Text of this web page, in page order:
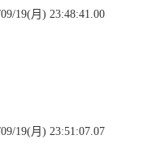
19(月) 23:48:41.00
19(月) 23:51:07.07